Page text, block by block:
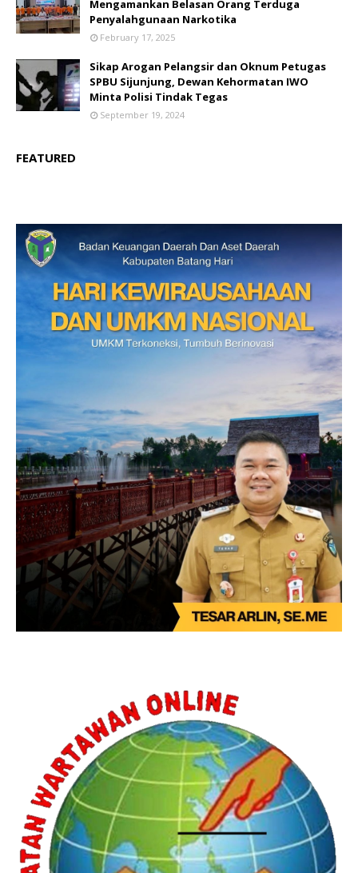
Mengamankan Belasan Orang Terduga
Penyalahgunaan Narkotika
February 17, 2025
Sikap Arogan Pelangsir dan Oknum Petugas
SPBU Sijunjung, Dewan Kehormatan IWO
Minta Polisi Tindak Tegas
September 19, 2024
FEATURED